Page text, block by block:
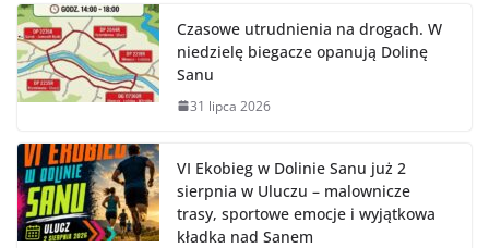
Czasowe utrudnienia na drogach. W
niedzielę biegacze opanują Dolinę
Sanu
31 lipca 2026
VI Ekobieg w Dolinie Sanu już 2
sierpnia w Uluczu – malownicze
trasy, sportowe emocje i wyjątkowa
kładka nad Sanem